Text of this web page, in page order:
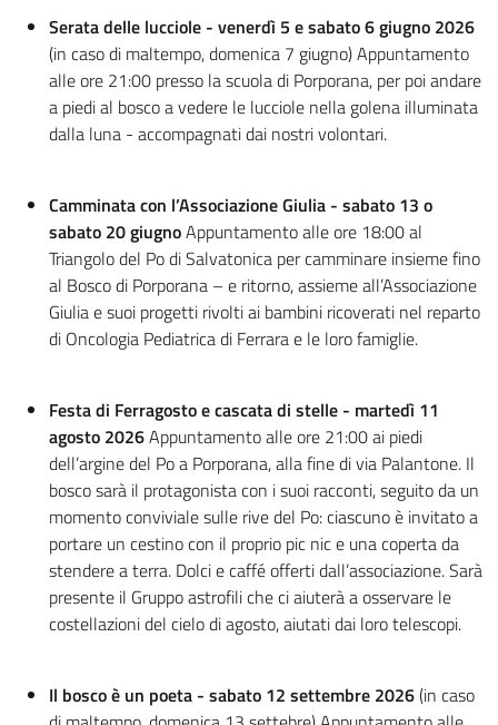
Serata delle lucciole - venerdì 5 e sabato 6 giugno 2026
(in caso di maltempo, domenica 7 giugno) Appuntamento
alle ore 21:00 presso la scuola di Porporana, per poi andare
a piedi al bosco a vedere le lucciole nella golena illuminata
dalla luna - accompagnati dai nostri volontari.
Camminata con l’Associazione Giulia - sabato 13 o
sabato 20 giugnoAppuntamento alle ore 18:00 al
Triangolo del Po di Salvatonica per camminare insieme fino
al Bosco di Porporana – e ritorno, assieme all’Associazione
Giulia e suoi progetti rivolti ai bambini ricoverati nel reparto
di Oncologia Pediatrica di Ferrara e le loro famiglie.
Festa di Ferragosto e cascata di stelle - martedì 11
agosto 2026Appuntamento alle ore 21:00 ai piedi
dell’argine del Po a Porporana, alla fine di via Palantone. Il
bosco sarà il protagonista con i suoi racconti, seguito da un
momento conviviale sulle rive del Po: ciascuno è invitato a
portare un cestino con il proprio pic nic e una coperta da
stendere a terra. Dolci e caffé offerti dall’associazione. Sarà
presente il Gruppo astrofili che ci aiuterà a osservare le
costellazioni del cielo di agosto, aiutati dai loro telescopi.
Il bosco è un poeta - sabato 12 settembre 2026(in caso